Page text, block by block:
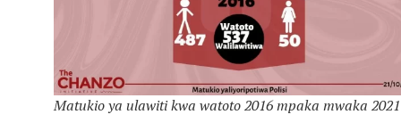
Matukio ya ulawiti kwa watoto 2016 mpaka mwaka 2021